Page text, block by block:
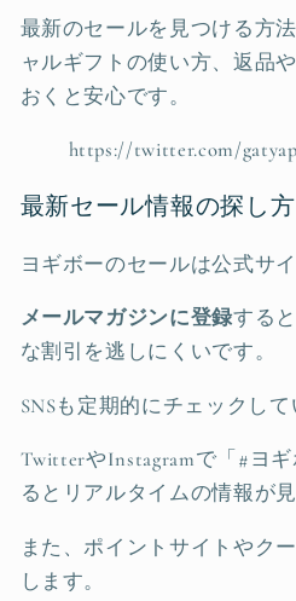
最新のセールを見つける方
ャルギフトの使い方、返品
おくと安心です。
https://twitter.com/
最新セール情報の探し方
ヨギボーのセールは公式サ
メールマガジンに登録する
な割引を逃しにくいです。
SNSも定期的にチェックして
TwitterやInstagramで「#ヨ
るとリアルタイムの情報が
また、ポイントサイトやク
します。